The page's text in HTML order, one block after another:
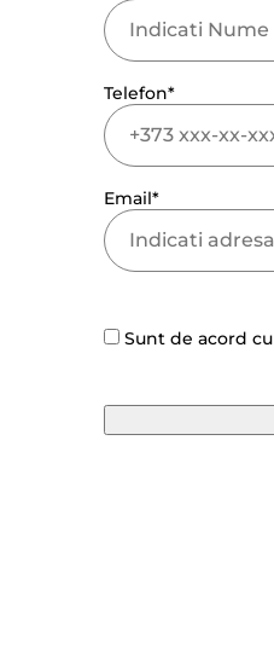
Telefon*
Email*
Sunt de acord cu